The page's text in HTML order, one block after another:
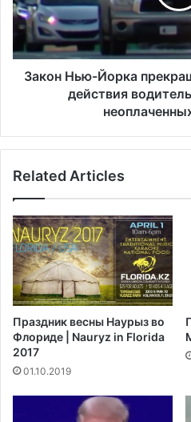
C
O
V
I
в
ь
Й
о
р
к
с
к
о
м
м
о
Н
-
р
р
а
щ
а
е
т
п
р
и
о
с
Закон Нью-Йорка
действия
Related Articles
Праздник весны Наурыз во
Флориде | Nauryz in Florida
2017
01.10.2019